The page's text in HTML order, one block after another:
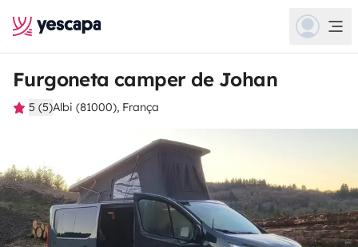
Furgoneta camper de Johan
5 (5)Albi (81000), França